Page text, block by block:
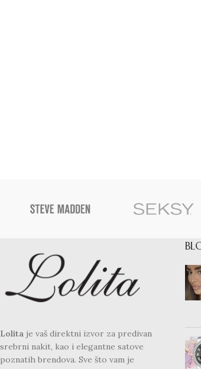
Lolita je vaš direktni izvor za predivan
srebrni nakit, kao i elegantne satove
poznatih brendova. Sve što vam je